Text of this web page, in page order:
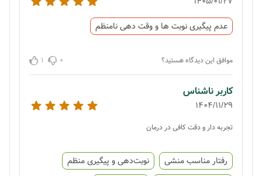
عدم پیگیری نوبت ها و وقت دهی نامنظم
موافق این دیدگاه هستید؟ 0
1
کاربر ناشناس
1404/11/29
تجربه دار و دقت کافی در درمان
رفتار مناسب منشی
نوبت‌دهی و پیگیری منظم